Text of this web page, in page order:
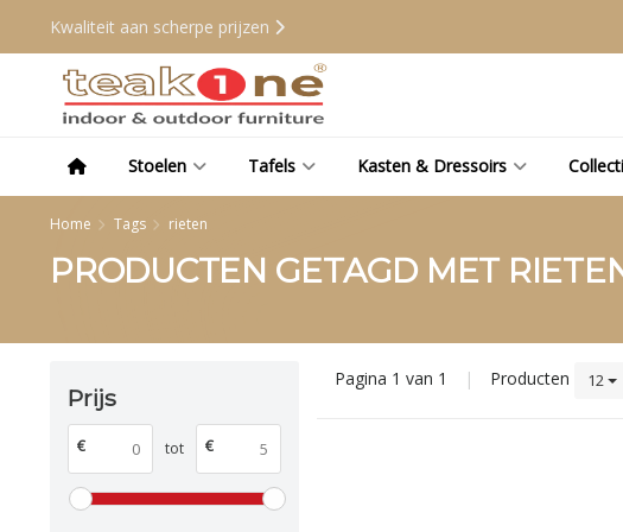
Kwaliteit aan scherpe prijzen
Stoelen Tafels Kasten & Dressoirs
Home Tags rieten
PRODUCTEN GETAGD MET
Prijs
€ tot €
Pagina 1 van 1 | Producten 12